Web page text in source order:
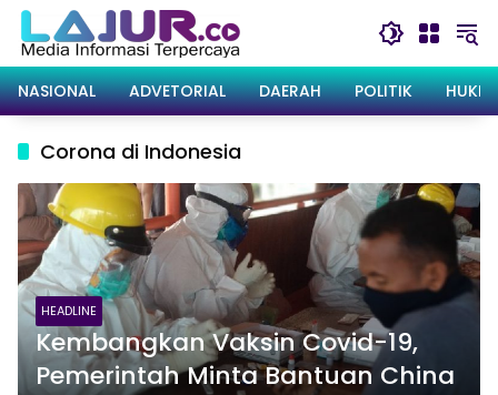
Langsung
konten
NASIONAL
ADVETORIAL DAERAH POLITIK
Corona di Indonesia
HEADLINE
Kembangkan Vaksin Covid-19,
Pemerintah Minta Bantuan China